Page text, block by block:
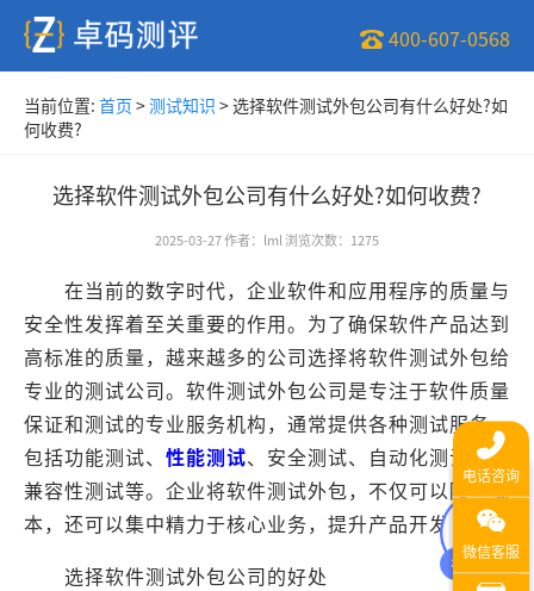
400-607-0568
当前位置: 首页 >测试知识 >选择软件测试外包公司有什么好处?如
何收费?
选择软件测试外包公司有什么好处?如何收费?
2025-03-27作者： lml 浏览次数： 1275
在当前的数字时代，企业软件和应用程序的质量与
安全性发挥着至关重要的作用。为了确保软件产品达到
高标准的质量，越来越多的公司选择将软件测试外包给
专业的测试公司。软件测试外包公司是专注于软件质量
保证和测试的专业服务机构，通常提供各种测试服务，
包括功能测试、 性能测试、安全测试、自动化测试以及
兼容性测试等。企业将软件测试外包，不仅可以降低成
本，还可以集中精力于核心业务，提升产品开发效率。
选择软件测试外包公司的好处